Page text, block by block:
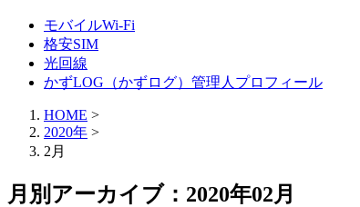
モバイルWi-Fi
格安SIM
光回線
かずLOG（かずログ）管理人プロフィール
HOME >
2020年 >
2月
月別アーカイブ：2020年02月